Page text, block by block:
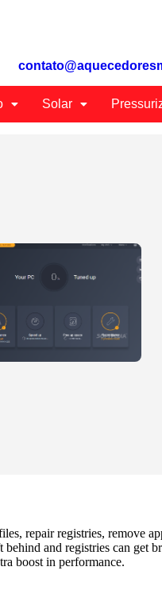
Solar
repair registries, remove
and registries can
boost in performance.